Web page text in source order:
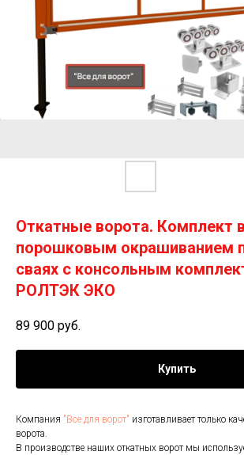
Откатные ворота. Комплект
порошковым окрашиванием
сваях с консольным
РОЛТЭК ЭКО
89 900 руб.
Купить
Компания "Все для ворот" изготавливает только
ворота.
В производстве наших откатных ворот мы